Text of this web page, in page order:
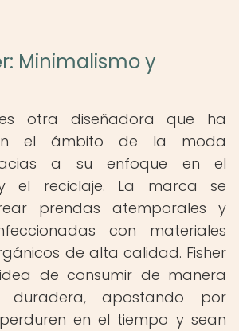
Minimalismo y
es otra diseñadora que ha
el ámbito de la moda
a su enfoque en el
y el reciclaje. La marca se
prendas atemporales y
con materiales
de alta calidad. Fisher
de consumir de manera
duradera, apostando por
en el tiempo y sean